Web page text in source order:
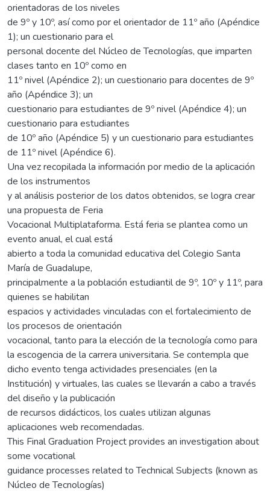
orientadoras de los niveles
de 9º y 10º, así como por el orientador de 11º año (Apéndice
1); un cuestionario para el
personal docente del Núcleo de Tecnologías, que imparten
clases tanto en 10º como en
11º nivel (Apéndice 2); un cuestionario para docentes de 9º
año (Apéndice 3); un
cuestionario para estudiantes de 9º nivel (Apéndice 4); un
cuestionario para estudiantes
de 10º año (Apéndice 5) y un cuestionario para estudiantes
de 11º nivel (Apéndice 6).
Una vez recopilada la información por medio de la aplicación
de los instrumentos
y al análisis posterior de los datos obtenidos, se logra crear
una propuesta de Feria
Vocacional Multiplataforma. Está feria se plantea como un
evento anual, el cual está
abierto a toda la comunidad educativa del Colegio Santa
María de Guadalupe,
principalmente a la población estudiantil de 9º, 10º y 11º, para
quienes se habilitan
espacios y actividades vinculadas con el fortalecimiento de
los procesos de orientación
vocacional, tanto para la elección de la tecnología como para
la escogencia de la carrera universitaria. Se contempla que
dicho evento tenga actividades presenciales (en la
Institución) y virtuales, las cuales se llevarán a cabo a través
del diseño y la publicación
de recursos didácticos, los cuales utilizan algunas
aplicaciones web recomendadas.
This Final Graduation Project provides an investigation about
some vocational
guidance processes related to Technical Subjects (known as
Núcleo de Tecnologías)